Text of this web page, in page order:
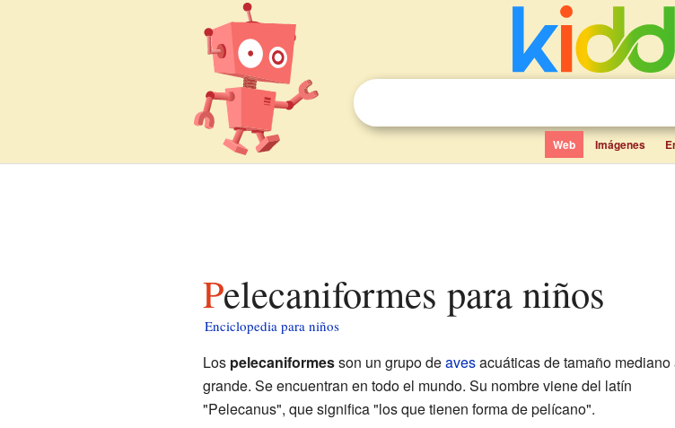
Web Imágenes
Pelecaniformes para niños
Enciclopedia para niños
Los pelecaniformesson un grupo deavesacuáticas de tamaño mediano
grande. Se encuentran en todo el mundo. Su nombre viene del latín
"Pelecanus", que significa "los que tienen forma de pelícano".